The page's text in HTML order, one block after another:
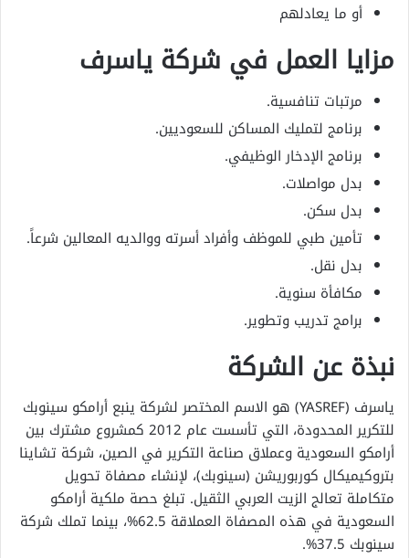
أو ما يعادلهم
مزايا العمل في شركة ياسرف
مرتبات تنافسية.
برنامج لتمليك المساكن للسعوديين.
برنامج الإدخار الوظيفي.
بدل مواصلات.
بدل سكن.
تأمين طبي للموظف وأفراد أسرته ووالديه المعالين شرعاً.
بدل نقل.
مكافأة سنوية.
برامج تدريب وتطوير.
نبذة عن الشركة
ياسرف (YASREF) هو الاسم المختصر لشركة ينبع أرامكو سينوبك
للتكرير المحدودة، التي تأسست عام 2012 كمشروع مشترك بين
أرامكو السعودية وعملاق صناعة التكرير في الصين، شركة تشاينا
بتروكيميكال كوربوريشن (سينوبك)، لإنشاء مصفاة تحويل
متكاملة تعالج الزيت العربي الثقيل. تبلغ حصة ملكية أرامكو
السعودية في هذه المصفاة العملاقة 62.5%، بينما تملك شركة
سينوبك 37.5%.